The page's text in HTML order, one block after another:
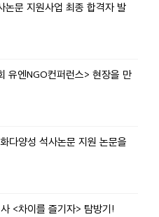
논문 지원사업 최종 합격자 발
유엔NGO컨퍼런스> 현장을 만
다양성 석사논문 지원 논문을
<차이를 즐기자> 탐방기!